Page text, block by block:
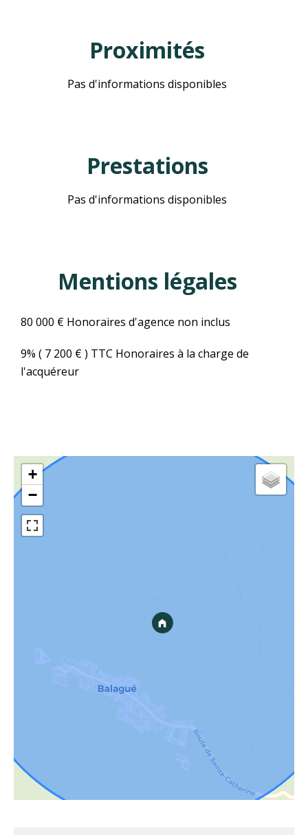
Proximités
Pas d'informations disponibles
Prestations
Pas d'informations disponibles
Mentions légales
80 000 € Honoraires d'agence non inclus
9% ( 7 200 € ) TTC Honoraires à la charge de
l'acquéreur
+
−